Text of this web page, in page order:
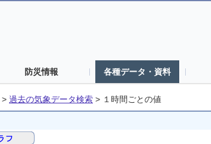
防災情報 各種データ・資料
> 過去の気象データ検索 > １時間ごとの値